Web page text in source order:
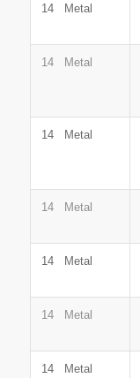
14 Metal
14 Metal
14 Metal
14 Metal
14 Metal
14 Metal
14 Metal